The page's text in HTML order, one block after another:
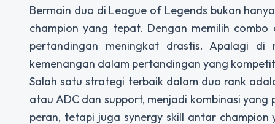
Bermain duo di League of Legends bukan
champion yang tepat. Dengan memilih
pertandingan meningkat drastis. Apalagi
kemenangan dalam pertandingan yang
Salah satu strategi terbaik dalam duo rank
atau ADC dan support, menjadi kombinasi
peran, tetapi juga synergy skill antar